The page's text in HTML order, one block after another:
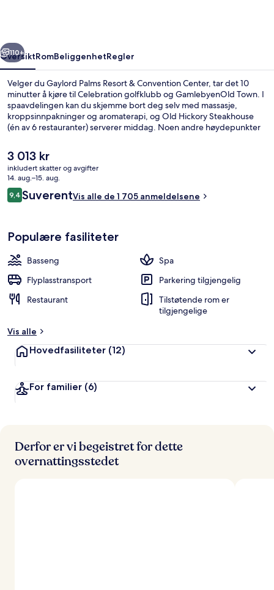
Neste
110+
OversiktRomBeliggenhetRegler
Velger du Gaylord Palms Resort & Convention Center, tar det 10
minutter å kjøre til Celebration golfklubb og GamlebyenOld Town. I
spaavdelingen kan du skjemme bort deg selv med massasje,
kroppsinnpakninger og aromaterapi, og Old Hickory Steakhouse
(én av 6 restauranter) serverer middag. Noen andre høydepunkter
bassengbar. Bassenget og den vennlige betjeningen får mye skryt
fra andre reisende.
Den
nåværende
prisen
er
3 013 kr
3 013 kr
inkludert skatter og avgifter
14. aug.–15. aug.
Anmeldelser
9,49,4 av 10 –
SuverentVis alle de 1 705 anmeldelsene
Populære fasiliteter
Basseng
Spa
Flyplasstransport
Parkering tilgjengelig
Restaurant
Tilstøtende rom er
tilgjengelige
Vis alle
Hovedfasiliteter (12)
For familier (6)
Derfor er vi begeistret for dette
overnattingsstedet